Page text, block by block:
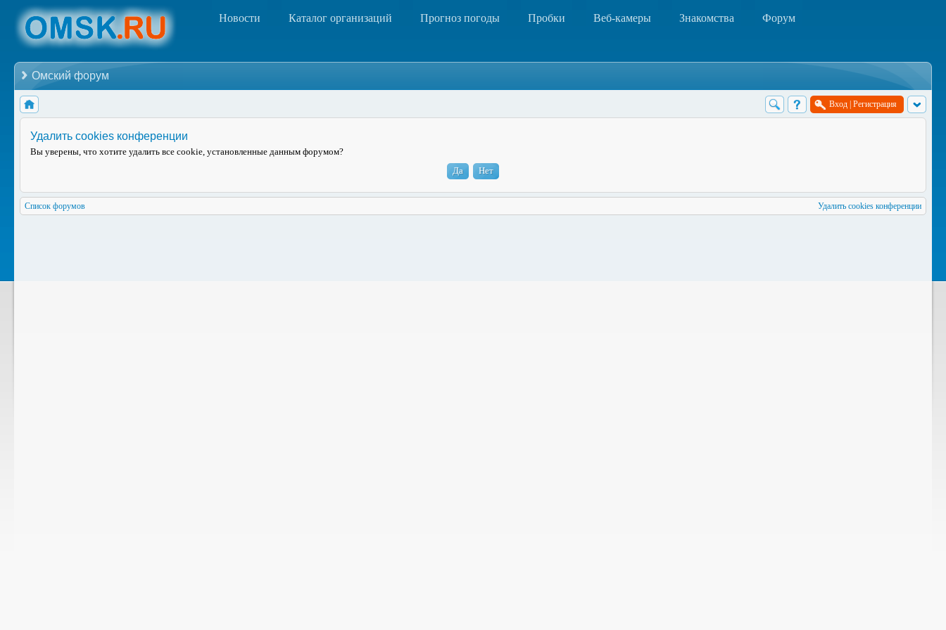
Новости Каталог организаций Прогноз погоды Пробки Веб-камеры Знакомства Форум
Омский форум
Вход Регистрация
Удалить cookies конференции
Вы уверены, что хотите удалить все cookie, установленные данным форумом?
Список форумов Удалить cookies конференции